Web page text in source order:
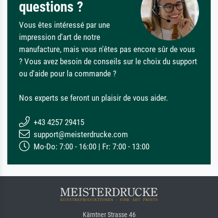
questions ?
Vous êtes intéressé par une
impression d'art de notre
manufacture, mais vous n'êtes pas encore sûr de vous
? Vous avez besoin de conseils sur le choix du support
ou d'aide pour la commande ?
Nos experts se feront un plaisir de vous aider.
+43 4257 29415
support@meisterdrucke.com
Mo-Do: 7:00 - 16:00 | Fr: 7:00 - 13:00
Kärntner Strasse 46